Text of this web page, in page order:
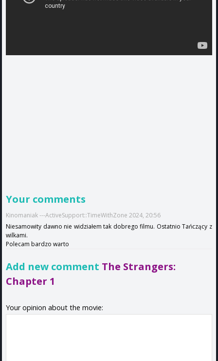
Your comments
Kinomaniak ---ActiveSupport::TimeWithZone 2024, 20:56
Niesamowity dawno nie widziałem tak dobrego filmu. Ostatnio Tańczący z
wilkami.
Polecam bardzo warto
Add new comment The Strangers:
Chapter 1
Your opinion about the movie: